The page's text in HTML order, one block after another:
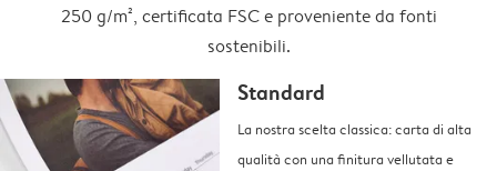
250 g/m², certificata FSC e proveniente da fonti
sostenibili.
Standard
La nostra scelta classica: carta di alta
qualità con una finitura vellutata e